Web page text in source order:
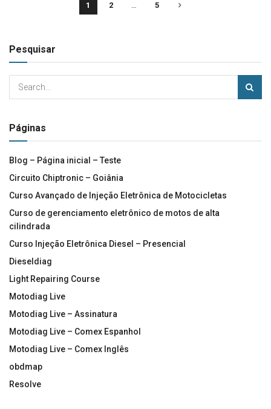
1 2 … 5
Pesquisar
Páginas
Blog – Página inicial – Teste
Circuito Chiptronic – Goiânia
Curso Avançado de Injeção Eletrônica de Motocicletas
Curso de gerenciamento eletrônico de motos de alta
cilindrada
Curso Injeção Eletrônica Diesel – Presencial
Dieseldiag
Light Repairing Course
Motodiag Live
Motodiag Live – Assinatura
Motodiag Live – Comex Espanhol
Motodiag Live – Comex Inglês
obdmap
Resolve